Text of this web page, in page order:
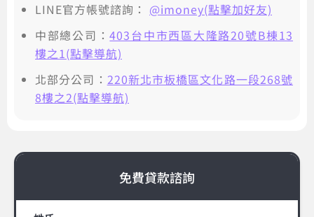
LINE官方帳號諮詢： @imoney(點擊加好友)
中部總公司：403台中市西區大隆路20號B棟13
樓之1(點擊導航)
北部分公司： 220新北市板橋區文化路一段268號
8樓之2(點擊導航)
免費貸款諮詢